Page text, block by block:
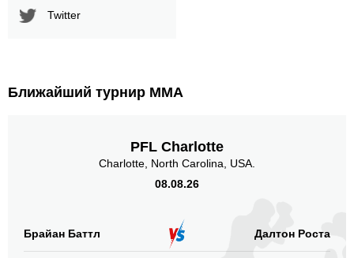
Twitter
Ближайший турнир ММА
PFL Charlotte
Charlotte, North Carolina, USA.
08.08.26
Брайан Баттл Далтон Роста